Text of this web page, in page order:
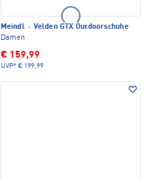
Meindl · Velden GTX Outdoorschuhe
Damen
€ 159,99
UVP* € 199,99